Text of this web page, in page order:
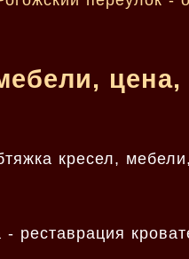
кресел,
реставрация